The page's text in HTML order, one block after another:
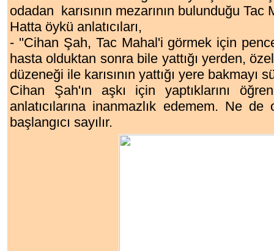
odadan karısının mezarının bulunduğu Tac
Hatta öykü anlatıcıları,
- ''Cihan Şah, Tac Mahal'i görmek için
hasta olduktan sonra bile yattığı yerden,
düzeneği ile karısının yattığı yere bakmayı
Cihan Şah'ın aşkı için yaptıklarını
anlatıcılarına inanmazlık edemem. Ne
başlangıcı sayılır.